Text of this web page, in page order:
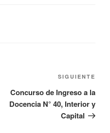
SIGUIENTE
Concurso de Ingreso a la
Docencia N° 40, Interior y
Capital